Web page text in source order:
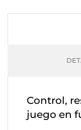
Control,
juego en